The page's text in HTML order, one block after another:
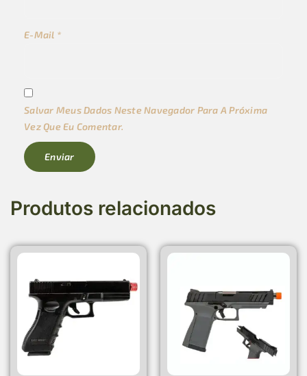
E-Mail *
Salvar Meus Dados Neste Navegador Para A Próxima
Vez Que Eu Comentar.
Produtos relacionados